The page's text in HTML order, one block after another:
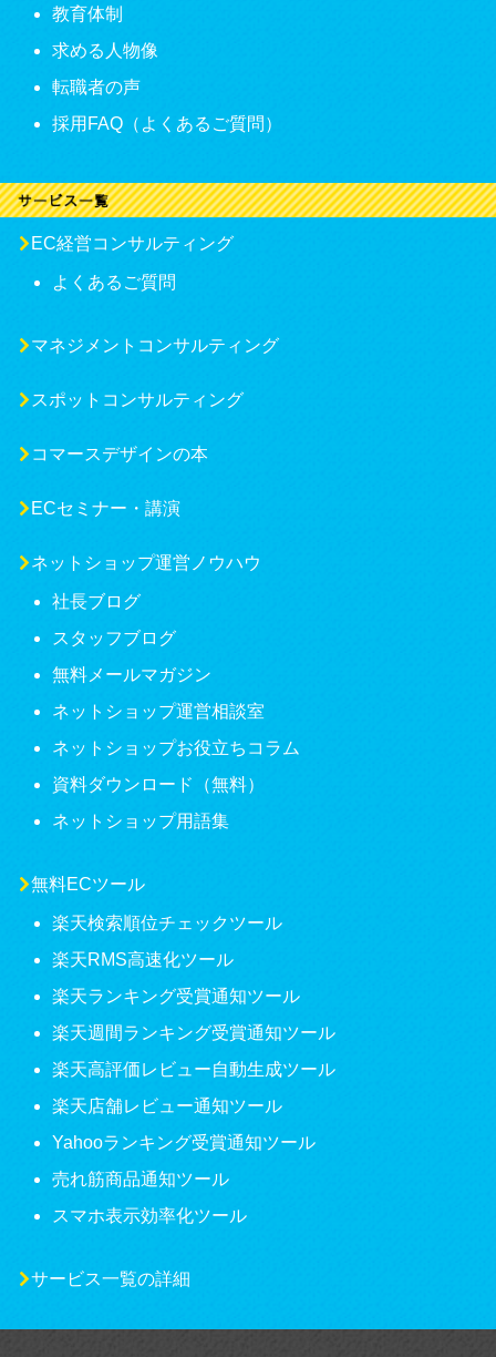
教育体制
求める人物像
転職者の声
採用FAQ（よくあるご質問）
EC経営コンサルティング
よくあるご質問
マネジメントコンサルティング
スポットコンサルティング
コマースデザインの本
ECセミナー・講演
ネットショップ運営ノウハウ
社長ブログ
スタッフブログ
無料メールマガジン
ネットショップ運営相談室
ネットショップお役立ちコラム
資料ダウンロード（無料）
ネットショップ用語集
無料ECツール
楽天検索順位チェックツール
楽天RMS高速化ツール
楽天ランキング受賞通知ツール
楽天週間ランキング受賞通知ツール
楽天高評価レビュー自動生成ツール
楽天店舗レビュー通知ツール
Yahooランキング受賞通知ツール
売れ筋商品通知ツール
スマホ表示効率化ツール
サービス一覧の詳細